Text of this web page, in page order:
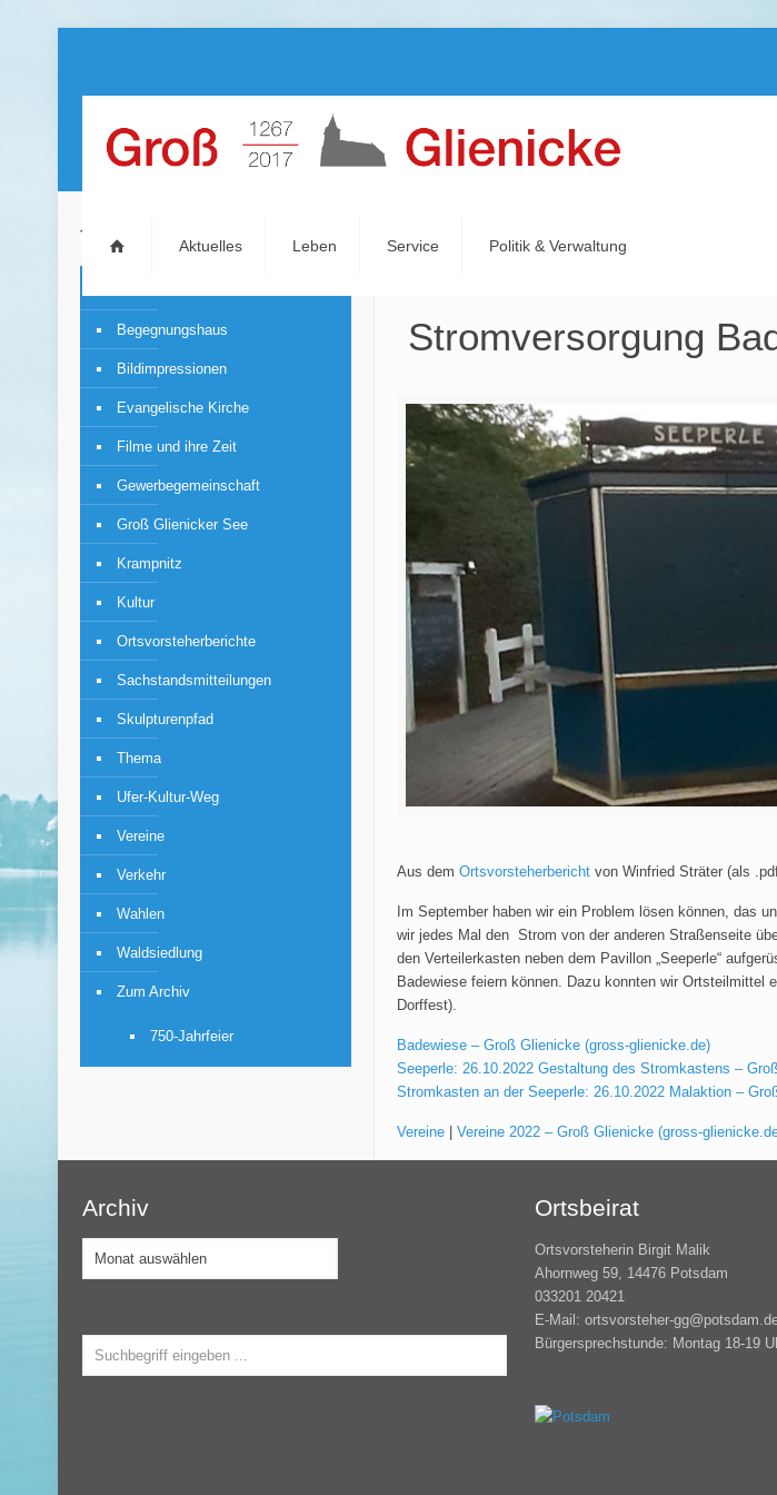
Aktuelles Leben Service Politik & Verwaltung
Stromversorgung
Aus dem Ortsvorsteherberichtvon Winfried Sträter (als
Im September haben wir ein Problem lösen können, das
wir jedes Mal den Strom von der anderen Straßenseite
den Verteilerkasten neben dem Pavillon „Seeperle“
Badewiese feiern können. Dazu konnten wir Ortsteilmittel
Dorffest).
Badewiese – Groß Glienicke (gross-glienicke.de)
Seeperle: 26.10.2022 Gestaltung des Stromkastens –
Stromkasten an der Seeperle: 26.10.2022 Malaktion –
Vereine| Vereine 2022 – Groß Glienicke (gross-
Themen
Begegnungshaus
Bildimpressionen
Evangelische Kirche
Filme und ihre Zeit
Gewerbegemeinschaft
Groß Glienicker See
Krampnitz
Kultur
Ortsvorsteherberichte
Sachstandsmitteilungen
Skulpturenpfad
Thema
Ufer-Kultur-Weg
Vereine
Verkehr
Wahlen
Waldsiedlung
Zum Archiv
750-Jahrfeier
Archiv
Archiv
Ortsbeirat
Ortsvorsteherin Birgit Malik
Ahornweg 59, 14476 Potsdam
033201 20421
E-Mail: ortsvorsteher-
Bürgersprechstunde: Montag 18-19